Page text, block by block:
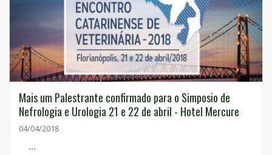
Mais um Palestrante confirmado para o Simposio de
Nefrologia e Urologia 21 e 22 de abril - Hotel Mercure
04/04/2018
...